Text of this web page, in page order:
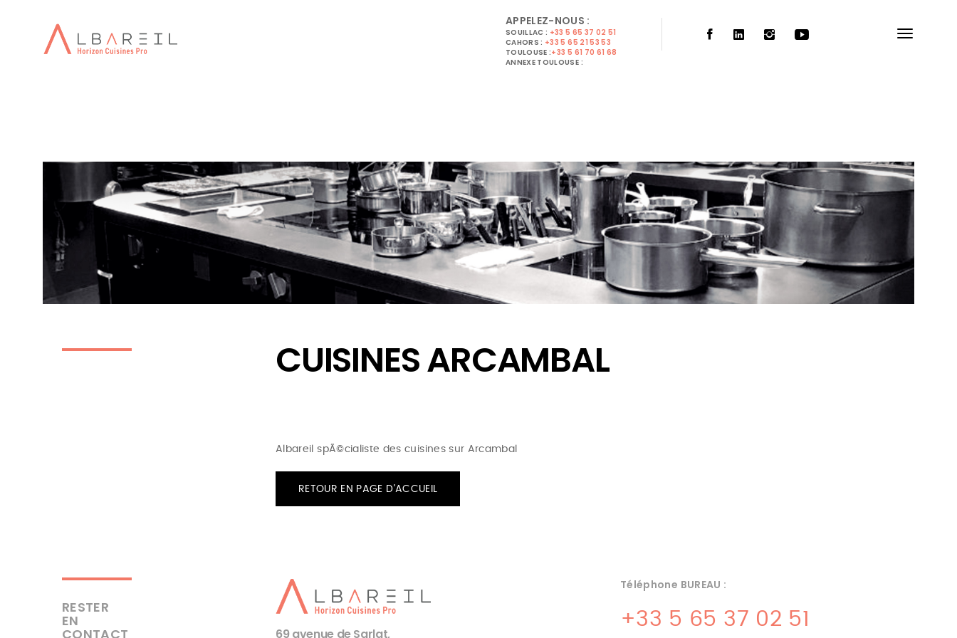
APPELEZ-NOUS :
SOUILLAC : +33 5 65 37 02 51
CAHORS : +33 5 65 21 53 53
TOULOUSE :+33 5 61 70 61 68
ANNEXE TOULOUSE :
CUISINES ARCAMBAL
Albareil spÃ©cialiste des cuisines sur Arcambal
RETOUR EN PAGE D'ACCUEIL
RESTER
EN
CONTACT
69 avenue de Sarlat,
Téléphone BUREAU :
+33 5 65 37 02 51